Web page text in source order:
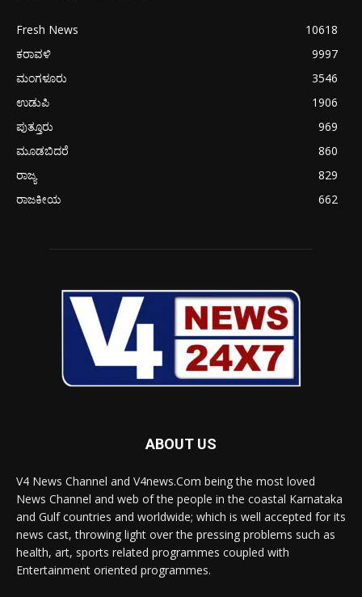
Fresh News
10618
ಕರಾವಳಿ
9997
ಮಂಗಳೂರು
3546
ಉಡುಪಿ
1906
ಪುತ್ತೂರು
969
ಮೂಡಬಿದರೆ
860
ರಾಜ್ಯ
829
ರಾಜಕೀಯ
662
ABOUT US
V4 News Channel and V4news.Com being the most loved
News Channel and web of the people in the coastal Karnataka
and Gulf countries and worldwide; which is well accepted for its
news cast, throwing light over the pressing problems such as
health, art, sports related programmes coupled with
Entertainment oriented programmes.